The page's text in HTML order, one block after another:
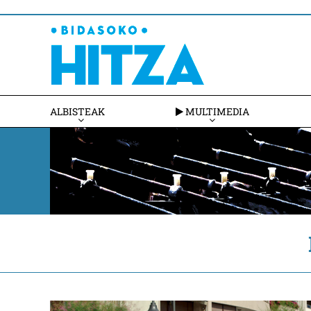
ALBISTEAK MULTIMEDIA